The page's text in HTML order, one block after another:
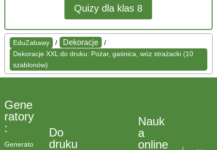
Quizy dla klas 8
EduZabawy / Dekoracje
/
Dekoracje XXL do druku: Pożar, gaśnica, wóz strażacki (10
szablonów)
Gene
ratory
:
Generato
Do
druku
Nauk
a
online